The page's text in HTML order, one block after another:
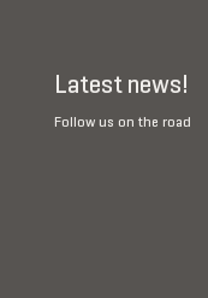
Latest news!
Follow us on the road